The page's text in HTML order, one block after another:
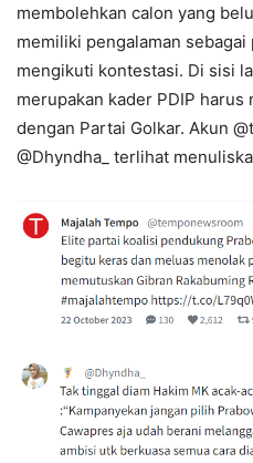
membolehkan calon yang
memiliki pengalaman
mengikuti kontestasi. Di sisi
merupakan kader PDIP
dengan Partai Golkar. Akun
@Dhyndha_ terlihat